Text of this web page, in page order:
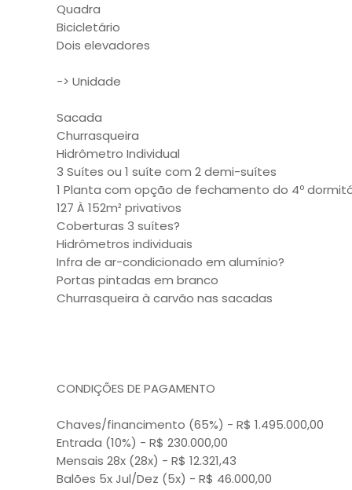
Quadra
Bicicletário
Dois elevadores
-> Unidade
Sacada
Churrasqueira
Hidrômetro Individual
3 Suítes ou 1 suíte com 2 demi-suítes
1 Planta com opção de fechamento do 4º
127 À 152m² privativos
Coberturas 3 suítes?
Hidrômetros individuais
Infra de ar-condicionado em alumínio?
Portas pintadas em branco
Churrasqueira à carvão nas sacadas
CONDIÇÕES DE PAGAMENTO
Chaves/financimento (65%) - R$ 1.495.000,00
Entrada (10%) - R$ 230.000,00
Mensais 28x (28x) - R$ 12.321,43
Balões 5x Jul/Dez (5x) - R$ 46.000,00